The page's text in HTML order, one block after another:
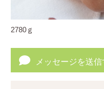
2780ｇ
メッセージを送信